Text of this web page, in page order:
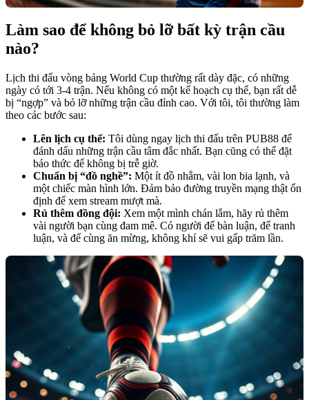
Làm sao để không bỏ lỡ bất kỳ trận cầu
nào?
Lịch thi đấu vòng bảng World Cup thường rất dày đặc, có những
ngày có tới 3-4 trận. Nếu không có một kế hoạch cụ thể, bạn rất dễ
bị “ngợp” và bỏ lỡ những trận cầu đỉnh cao. Với tôi, tôi thường làm
theo các bước sau:
Lên lịch cụ thể: Tôi dùng ngay lịch thi đấu trên PUB88 để
đánh dấu những trận cầu tâm đắc nhất. Bạn cũng có thể đặt
báo thức để không bị trễ giờ.
Chuẩn bị “đồ nghề”: Một ít đồ nhắm, vài lon bia lạnh, và
một chiếc màn hình lớn. Đảm bảo đường truyền mạng thật ổn
định để xem stream mượt mà.
Rủ thêm đồng đội: Xem một mình chán lắm, hãy rủ thêm
vài người bạn cùng đam mê. Có người để bàn luận, để tranh
luận, và để cùng ăn mừng, không khí sẽ vui gấp trăm lần.